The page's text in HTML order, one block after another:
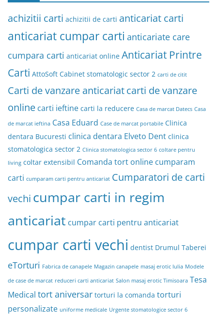
achizitii carti achizitii de carti anticariat carti
anticariat cumpar carti anticariate care
cumpara carti anticariat online Anticariat Printre
Carti AttoSoft Cabinet stomatologic sector 2 carti de citit
Carti de vanzare anticariatcarti de vanzare
online carti ieftine carti la reducere Casa de marcat Datecs Casa
de marcat ieftina Casa Eduard Case de marcat portabile Clinica
dentara Bucuresti clinica dentara Elveto Dent clinica
stomatologica sector 2 Clinica stomatologica sector 6 coltare pentru
living coltar extensibil Comanda tort online cumparam
carti cumparam carti pentru anticariat Cumparatori de carti
vechi cumpar carti in regim
anticariat cumpar carti pentru anticariat
cumpar carti vechi dentist Drumul Taberei
eTorturi Fabrica de canapele Magazin canapele masaj erotic Iulia Modele
de case de marcat reduceri carti anticariat Salon masaj erotic Timisoara Tesa
Medical tort aniversar torturi la comanda torturi
personalizate uniforme medicale Urgente stomatologice sector 6